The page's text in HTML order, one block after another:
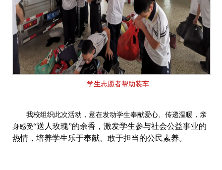
学生志愿者帮助装车
我校组织此次活动，意在发动学生奉献爱心、传递温暖，亲
身感受“送人玫瑰”的余香，激发学生参与社会公益事业的
热情，培养学生乐于奉献、敢于担当的公民素养。